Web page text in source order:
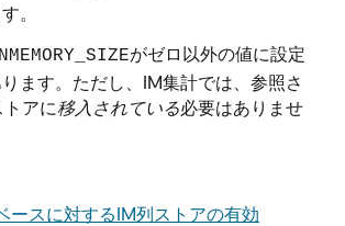
。
がゼロ以外の値に設定
ます。ただし、IM集計では、参照さ
アに移入されている必要はありませ
ースに対するIM列ストアの有効